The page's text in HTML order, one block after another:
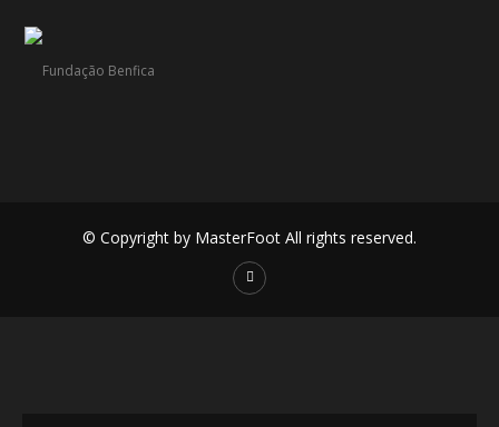
© Copyright by MasterFoot All rights reserved.